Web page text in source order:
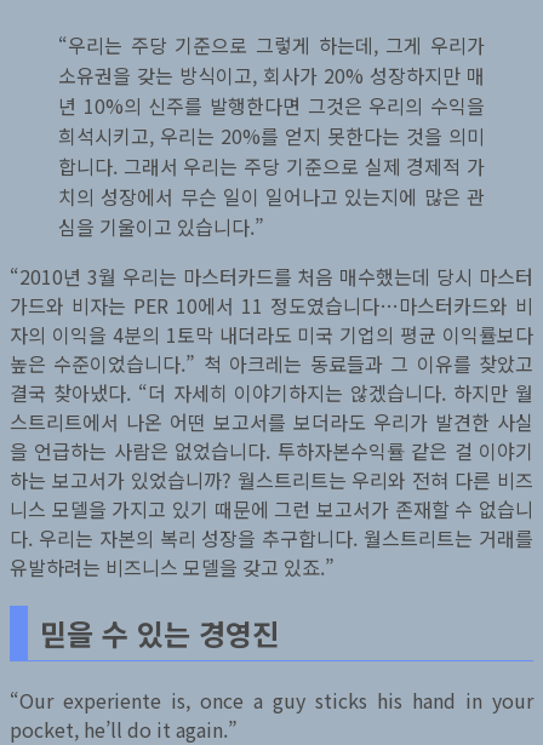
“우리는 주당 기준으로 그렇게 하는데, 그게 우리가
소유권을 갖는 방식이고, 회사가 20% 성장하지만 매
년 10%의 신주를 발행한다면 그것은 우리의 수익을
희석시키고, 우리는 20%를 얻지 못한다는 것을 의미
합니다. 그래서 우리는 주당 기준으로 실제 경제적 가
치의 성장에서 무슨 일이 일어나고 있는지에 많은 관
심을 기울이고 있습니다.”
“2010년 3월 우리는 마스터카드를 처음 매수했는데 당시 마스터
가드와 비자는 PER 10에서 11 정도였습니다…마스터카드와 비
자의 이익을 4분의 1토막 내더라도 미국 기업의 평균 이익률보다
높은 수준이었습니다.” 척 아크레는 동료들과 그 이유를 찾았고
결국 찾아냈다. “더 자세히 이야기하지는 않겠습니다. 하지만 월
스트리트에서 나온 어떤 보고서를 보더라도 우리가 발견한 사실
을 언급하는 사람은 없었습니다. 투하자본수익률 같은 걸 이야기
하는 보고서가 있었습니까? 월스트리트는 우리와 전혀 다른 비즈
니스 모델을 가지고 있기 때문에 그런 보고서가 존재할 수 없습니
다. 우리는 자본의 복리 성장을 추구합니다. 월스트리트는 거래를
유발하려는 비즈니스 모델을 갖고 있죠.”
믿을 수 있는 경영진
“Our experiente is, once a guy sticks his hand in your
pocket, he’ll do it again.”